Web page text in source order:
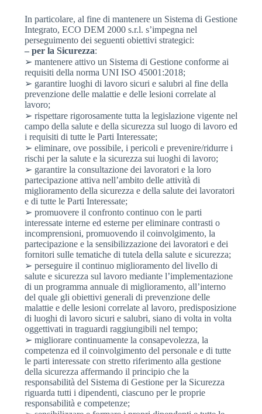
In particolare, al fine di mantenere un Sistema di Gestione
Integrato, ECO DEM 2000 s.r.l. s’impegna nel
perseguimento dei seguenti obiettivi strategici:
– per la Sicurezza:
➢ mantenere attivo un Sistema di Gestione conforme ai
requisiti della norma UNI ISO 45001:2018;
➢ garantire luoghi di lavoro sicuri e salubri al fine della
prevenzione delle malattie e delle lesioni correlate al
lavoro;
➢ rispettare rigorosamente tutta la legislazione vigente nel
campo della salute e della sicurezza sul luogo di lavoro ed
i requisiti di tutte le Parti Interessate;
➢ eliminare, ove possibile, i pericoli e prevenire/ridurre i
rischi per la salute e la sicurezza sui luoghi di lavoro;
➢ garantire la consultazione dei lavoratori e la loro
partecipazione attiva nell’ambito delle attività di
miglioramento della sicurezza e della salute dei lavoratori
e di tutte le Parti Interessate;
➢ promuovere il confronto continuo con le parti
interessate interne ed esterne per eliminare contrasti o
incomprensioni, promuovendo il coinvolgimento, la
partecipazione e la sensibilizzazione dei lavoratori e dei
fornitori sulle tematiche di tutela della salute e sicurezza;
➢ perseguire il continuo miglioramento del livello di
salute e sicurezza sul lavoro mediante l’implementazione
di un programma annuale di miglioramento, all’interno
del quale gli obiettivi generali di prevenzione delle
malattie e delle lesioni correlate al lavoro, predisposizione
di luoghi di lavoro sicuri e salubri, siano di volta in volta
oggettivati in traguardi raggiungibili nel tempo;
➢ migliorare continuamente la consapevolezza, la
competenza ed il coinvolgimento del personale e di tutte
le parti interessate con stretto riferimento alla gestione
della sicurezza affermando il principio che la
responsabilità del Sistema di Gestione per la Sicurezza
riguarda tutti i dipendenti, ciascuno per le proprie
responsabilità e competenze;